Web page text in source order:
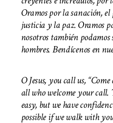
Oramos por la sanación,
justicia y la paz. Oramos
nosotros también podamos
hombres. Bendícenos en
O Jesus, you call us,
all who welcome your
easy, but we have
possible if we walk with